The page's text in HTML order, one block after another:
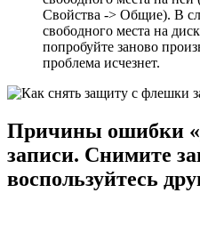
Свойства -> Общие). В
свободного места на
попробуйте заново
проблема исчезнет.
Причины ошибки
записи. Снимите
воспользуйтесь